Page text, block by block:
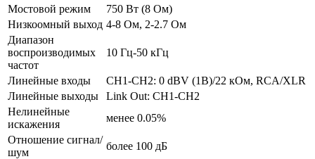
Мостовой режим
750 Вт (8 Ом)
Низкоомный выход 4-8 Ом, 2-2.7 Ом
Диапазон
воспроизводимых
частот
10 Гц-50 кГц
Линейные входы
CH1-CH2: 0 dBV (1В)/22 кОм, RCA/XLR
Линейные выходы
Link Out: CH1-CH2
Нелинейные
искажения
менее 0.05%
Отношение сигнал/
шум
более 100 дБ